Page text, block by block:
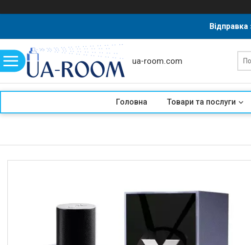
ua-room.com
Головна Товари та послуги